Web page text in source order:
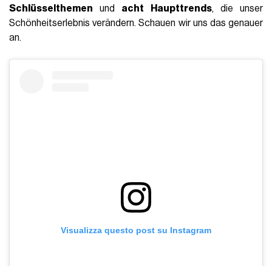
Schlüsselthemen und acht Haupttrends, die unser
Schönheitserlebnis verändern. Schauen wir uns das genauer
an.
Visualizza questo post su Instagram